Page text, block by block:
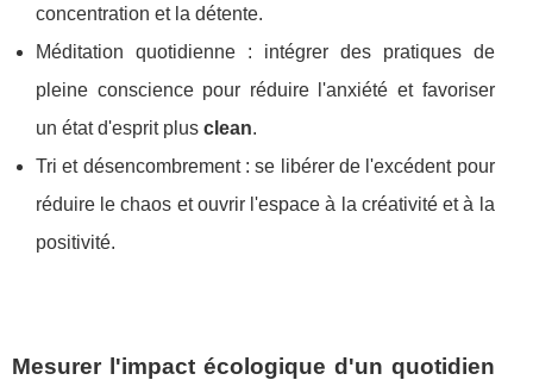
concentration et la détente.
Méditation quotidienne : intégrer des pratiques de
pleine conscience pour réduire l'anxiété et favoriser
un état d'esprit plus clean.
Tri et désencombrement : se libérer de l'excédent pour
réduire le chaos et ouvrir l'espace à la créativité et à la
positivité.
Mesurer l'impact écologique d'un quotidien